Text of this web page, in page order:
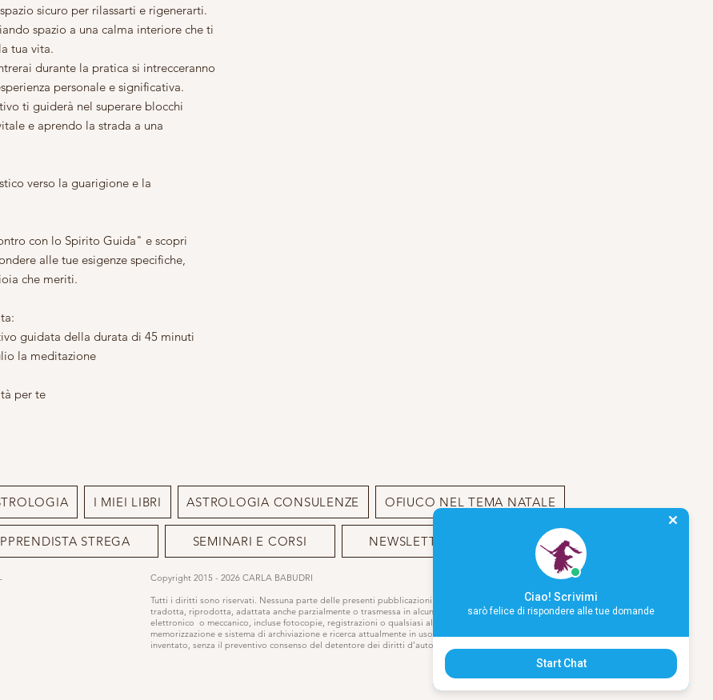
sicuro per rilassarti e rigenerarti.
spazio a una calma interiore che ti
tua vita.
durante la pratica si intrecceranno
personale e significativa.
ti guiderà nel superare blocchi
e aprendo la strada a una
verso la guarigione e la
con lo Spirito Guida" e scopri
alle tue esigenze specifiche,
che meriti.
guidata della durata di 45 minuti
la meditazione
per te
I MIEI LIBRI ASTROLOGIA CONSULENZE OFIUCO NEL TEMA NATALE
STREGA SEMINARI E CORSI NEWSLETTER BIO
Copyright 2015 - 2026 CARLA BABUDRI
Tutti i diritti sono riservati. Nessuna parte delle presenti pubblicazioni o sito può essere
tradotta, riprodotta, adattata anche parzialmente o trasmessa in alcun modo,
elettronico o meccanico, incluse fotocopie, registrazioni o qualsiasi altro modo di
memorizzazione e sistema di archiviazione e ricerca attualmente in uso o che verrà
inventato, senza il preventivo consenso del detentore dei diritti d’autore.
Ciao! Scrivimi
sarò felice di rispondere alle tue domande
Start Chat